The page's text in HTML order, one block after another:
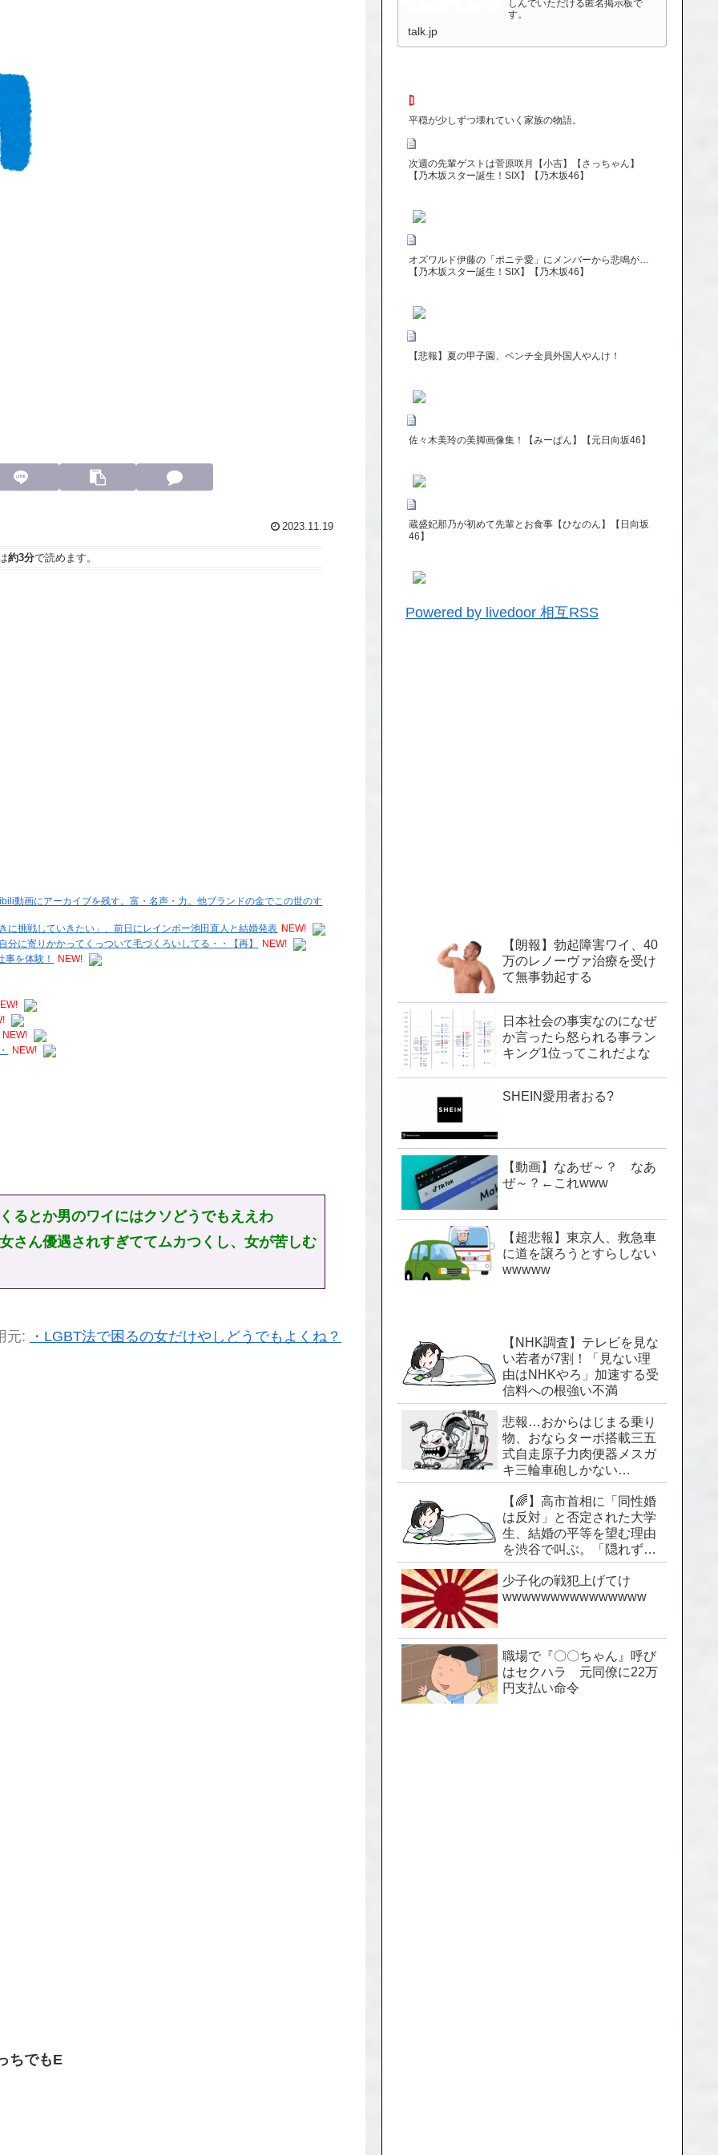
2023.11.19
約3分で読めます。
動画にアーカイブを残す。富・名声・力。他ブランドの金でこの世のす
挑戦していきたい」、前日にレインボー池田直人と結婚発表 NEW!
に寄りかかってくっついて毛づくろいしてる・・【再】
NEW!
を体験！
NEW!
NEW!
NEW!
るとか男のワイにはクソどうでもええわ
さん優遇されすぎててムカつくし、女が苦しむ
元: ・LGBT法で困るの女だけやしどうでもよくね？
ちでもE
しんでいただける匿名掲示板で
す。
talk.jp
平穏が少しずつ壊れていく家族の物語。
次週の先輩ゲストは菅原咲月【小吉】【さっちゃん】
【乃木坂スター誕生！SIX】【乃木坂46】
オズワルド伊藤の「ポニテ愛」にメンバーから悲鳴が…
【乃木坂スター誕生！SIX】【乃木坂46】
【悲報】夏の甲子園、ベンチ全員外国人やんけ！
佐々木美玲の美脚画像集！【みーぱん】【元日向坂46】
蔵盛妃那乃が初めて先輩とお食事【ひなのん】【日向坂
46】
Powered by livedoor 相互RSS
【朗報】勃起障害ワイ、40
万のレノーヴァ治療を受け
て無事勃起する
日本社会の事実なのになぜ
か言ったら怒られる事ラン
キング1位ってこれだよな
SHEIN愛用者おる?
【動画】なあぜ～？ なあ
ぜ～？←これwww
【超悲報】東京人、救急車
に道を譲ろうとすらしない
wwwww
【NHK調査】テレビを見な
い若者が7割！「見ない理
由はNHKやろ」加速する受
信料への根強い不満
悲報…おからはじまる乗り
物、おならターボ搭載三五
式自走原子力肉便器メスガ
キ三輪車砲しかない…
【🌈】高市首相に「同性婚
は反対」と否定された大学
生、結婚の平等を望む理由
を渋谷で叫ぶ。「隠れずに
生きられる社会を」
少子化の戦犯上げてけ
wwwwwwwwwwwwwww
職場で『〇〇ちゃん』呼び
はセクハラ 元同僚に22万
円支払い命令